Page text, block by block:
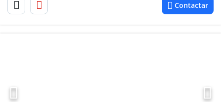
Contactar